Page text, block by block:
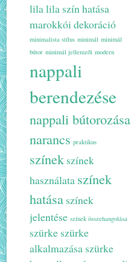
lilalila szín hatása
marokkói dekoráció
minimalista stílus minimál minimál
bútor minimál jellemzői modern
nappali
berendezése
nappali bútorozása
narancs praktikus
színek színek
használata színek
hatása színek
jelentése színek összehangolása
szürke szürke
alkalmazása szürke